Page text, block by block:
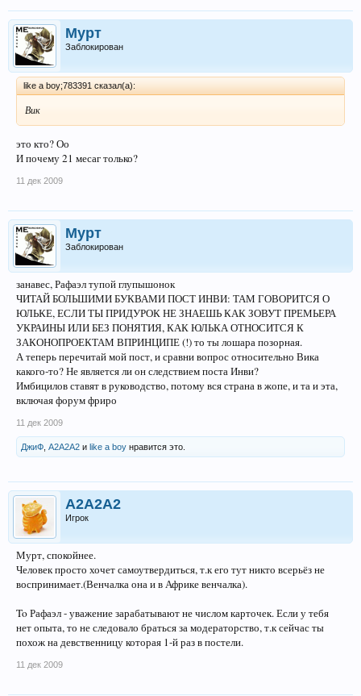
Мурт
Заблокирован
likе a boy;783391 сказал(а):
Вик
это кто? Оо
И почему 21 месаг только?
11 дек 2009
Мурт
Заблокирован
занавес, Рафаэл тупой глупышонок
ЧИТАЙ БОЛЬШИМИ БУКВАМИ ПОСТ ИНВИ: ТАМ ГОВОРИТСЯ О
ЮЛЬКЕ, ЕСЛИ ТЫ ПРИДУРОК НЕ ЗНАЕШЬ КАК ЗОВУТ ПРЕМЬЕРА
УКРАИНЫ ИЛИ БЕЗ ПОНЯТИЯ, КАК ЮЛЬКА ОТНОСИТСЯ К
ЗАКОНОПРОЕКТАМ ВПРИНЦИПЕ (!) то ты лошара позорная.
А теперь перечитай мой пост, и сравни вопрос относительно Вика
какого-то? Не является ли он следствием поста Инви?
Имбицилов ставят в руководство, потому вся страна в жопе, и та и эта,
включая форум фриро
11 дек 2009
ДжиФ A2A2A2 и likе a boy нравится это.
A2A2A2
Игрок
Мурт, спокойнее.
Человек просто хочет самоутвердиться, т.к его тут никто всерьёз не
воспринимает.(Венчалка она и в Африке венчалка).
To Рафаэл - уважение зарабатывают не числом карточек. Если у тебя
нет опыта, то не следовало браться за модераторство, т.к сейчас ты
похож на девственницу которая 1-й раз в постели.
11 дек 2009